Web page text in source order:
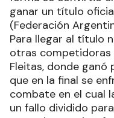
ganar un título
(Federación
Para llegar al título
otras competidoras
Fleitas, donde ganó
que en la final se
combate en el cual
un fallo dividido